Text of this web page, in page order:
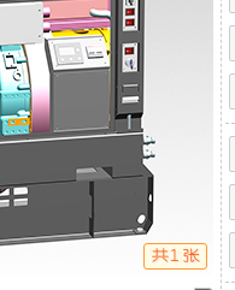
静
音
发
共1张